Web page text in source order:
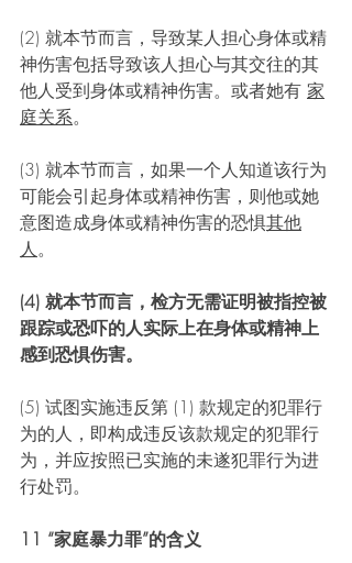
(2) 就本节而言，导致某人担心身体或精
神伤害包括导致该人担心与其交往的其
他人受到身体或精神伤害。或者她有 家
庭关系。
(3) 就本节而言，如果一个人知道该行为
可能会引起身体或精神伤害，则他或她
意图造成身体或精神伤害的恐惧其他
人。
(4) 就本节而言，检方无需证明被指控被
跟踪或恐吓的人实际上在身体或精神上
感到恐惧伤害。
(5) 试图实施违反第 (1) 款规定的犯罪行
为的人，即构成违反该款规定的犯罪行
为，并应按照已实施的未遂犯罪行为进
行处罚。
11 “家庭暴力罪”的含义